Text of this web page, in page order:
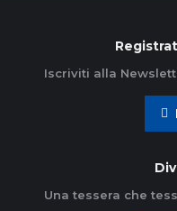
Iscriviti alla
Una tessera che